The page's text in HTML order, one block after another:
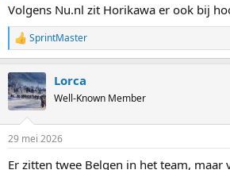
Volgens Nu.nl zit Horikawa er ook bij
R
e
c
t
i
s
SprintMaster
Lorca
Well-Known Member
29 mei 2026
Er zitten twee Belgen in het team, maar